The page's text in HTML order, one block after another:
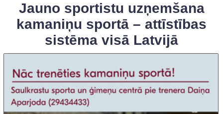
Jauno sportistu uzņemšana
kamaniņu sportā – attīstības
sistēma visā Latvijā